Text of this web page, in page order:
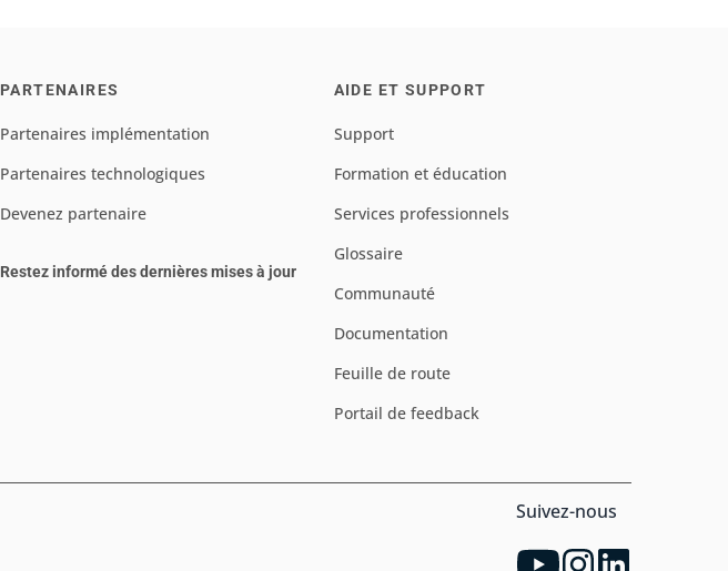
PARTENAIRES
Partenaires implémentation
Partenaires technologiques
Devenez partenaire
Restez informé des dernières mises à jour
AIDE ET SUPPORT
Support
Formation et éducation
Services professionnels
Glossaire
Communauté
Documentation
Feuille de route
Portail de feedback
Suivez-nous